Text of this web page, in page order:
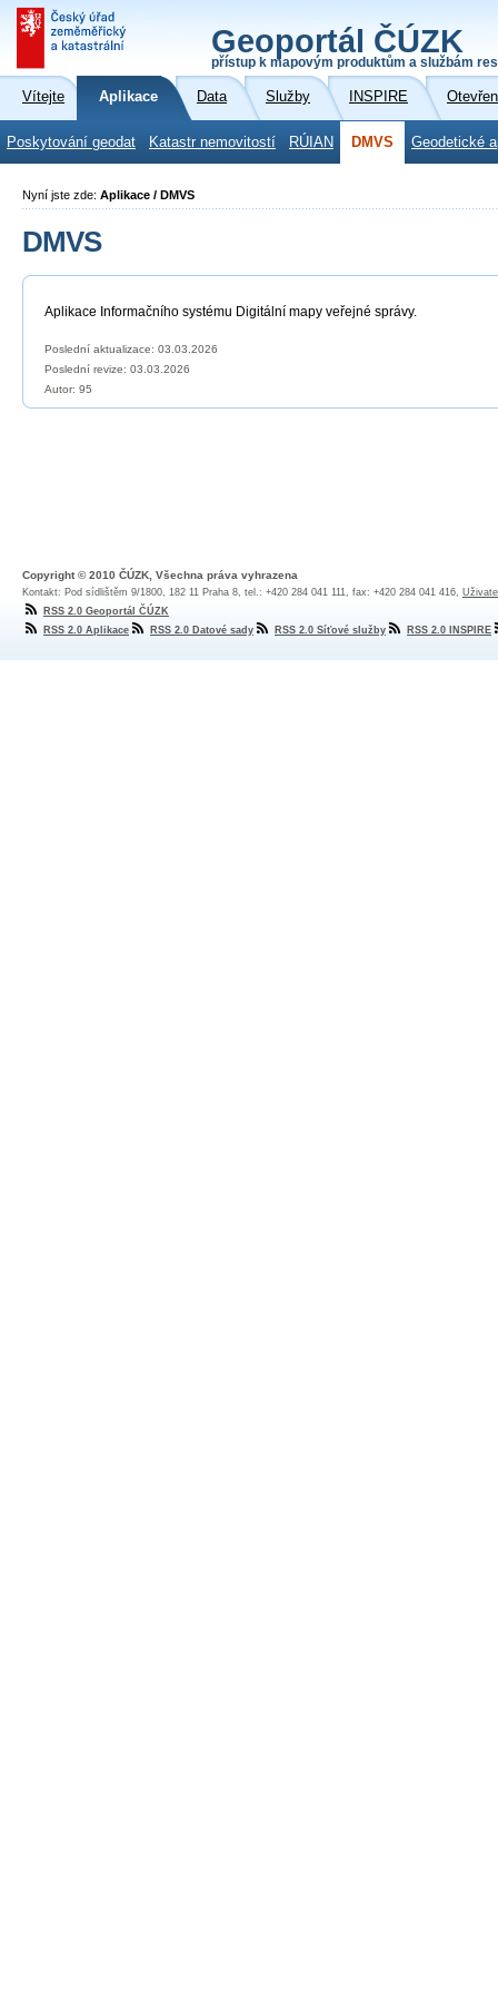
Geoportál ČÚZK
přístup k mapovým produktům a službám
Vítejte Aplikace Data Služby INSPIRE
Poskytování geodat Katastr nemovitostí RÚIAN DMVS Geodetické
Nyní jste zde: Aplikace / DMVS
DMVS
Aplikace Informačního systému Digitální mapy veřejné správy.
Poslední aktualizace: 03.03.2026
Poslední revize: 03.03.2026
Autor: 95
Copyright © 2010 ČÚZK, Všechna práva vyhrazena
Kontakt: Pod sídlištěm 9/1800, 182 11 Praha 8, tel.: +420 284 041 111, fax: +420 284 041 416,
RSS 2.0 Geoportál ČÚZK
RSS 2.0 Aplikace
RSS 2.0 Datové sady RSS 2.0 Síťové služby RSS 2.0 INSPIRE